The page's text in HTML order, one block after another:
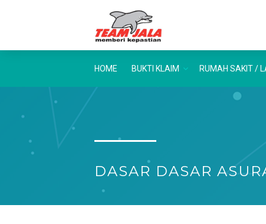
HOME BUKTI KLAIM RUMAH SAKIT /
DASAR DASAR